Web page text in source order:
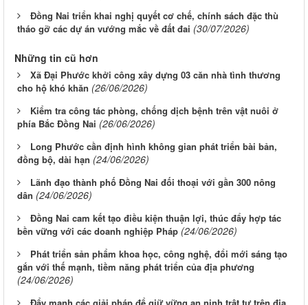
Đồng Nai triển khai nghị quyết cơ chế, chính sách đặc thù
tháo gỡ các dự án vướng mắc về đất đai (30/07/2026)
Những tin cũ hơn
Xã Đại Phước khởi công xây dựng 03 căn nhà tình thương
cho hộ khó khăn (26/06/2026)
Kiểm tra công tác phòng, chống dịch bệnh trên vật nuôi ở
phía Bắc Đồng Nai (26/06/2026)
Long Phước cần định hình không gian phát triển bài bản,
đồng bộ, dài hạn (24/06/2026)
Lãnh đạo thành phố Đồng Nai đối thoại với gần 300 nông
dân (24/06/2026)
Đồng Nai cam kết tạo điều kiện thuận lợi, thúc đẩy hợp tác
bền vững với các doanh nghiệp Pháp (24/06/2026)
Phát triển sản phẩm khoa học, công nghệ, đổi mới sáng tạo
gắn với thế mạnh, tiềm năng phát triển của địa phương
(24/06/2026)